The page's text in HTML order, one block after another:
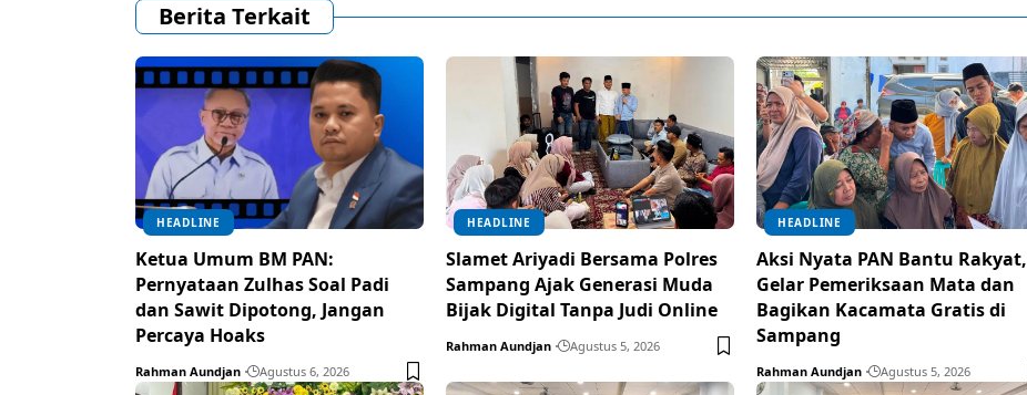
Berita Terkait
HEADLINE
Ketua Umum BM PAN:
Pernyataan Zulhas Soal Padi
dan Sawit Dipotong, Jangan
Percaya Hoaks
Rahman Aundjan Agustus 6, 2026
HEADLINE
Slamet Ariyadi Bersama Polres
Sampang Ajak Generasi Muda
Bijak Digital Tanpa Judi Online
Rahman Aundjan Agustus 5, 2026
HEADLINE
Aksi Nyata PAN Bantu Rakyat,
Gelar Pemeriksaan Mata dan
Bagikan Kacamata Gratis di
Sampang
Rahman Aundjan Agustus 5, 2026